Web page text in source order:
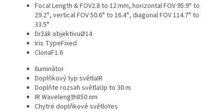
Focal Length & FOV2.8 to 12 mm, horizontal FOV 95.9° to
29.2°, vertical FOV 50.6° to 16.4°, diagonal FOV 114.7° to
33.5°
Držák objektivuØ14
Iris TypeFixed
ClonaF1.6
Iluminátor
Doplňkový typ světlaIR
Doplňte rozsah světlaUp to 30 m
IR Wavelength850 nm
Chytré doplňkové světloYes